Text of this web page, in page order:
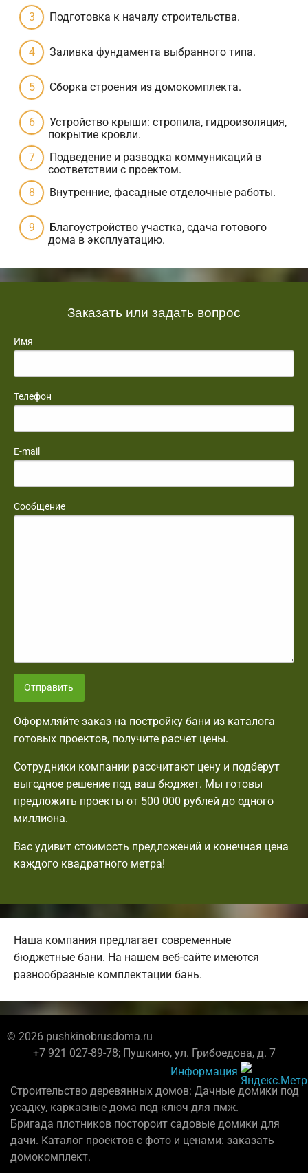
Подготовка к началу строительства.
Заливка фундамента выбранного типа.
Сборка строения из домокомплекта.
Устройство крыши: стропила, гидроизоляция,
покрытие кровли.
Подведение и разводка коммуникаций в
соответствии с проектом.
Внутренние, фасадные отделочные работы.
Благоустройство участка, сдача готового
дома в эксплуатацию.
Заказать или задать вопрос
Имя
Телефон
E-mail
Сообщение
Отправить
Оформляйте заказ на постройку бани из каталога
готовых проектов, получите расчет цены.
Сотрудники компании рассчитают цену и подберут
выгодное решение под ваш бюджет. Мы готовы
предложить проекты от 500 000 рублей до одного
миллиона.
Вас удивит стоимость предложений и конечная цена
каждого квадратного метра!
Наша компания предлагает современные
бюджетные бани. На нашем веб-сайте имеются
разнообразные комплектации бань.
© 2026 pushkinobrusdoma.ru
+7 921 027-89-78; Пушкино, ул. Грибоедова, д. 7
Информация
Строительство деревянных домов: Дачные домики под
усадку, каркасные дома под ключ для пмж.
Бригада плотников постороит садовые домики для
дачи. Каталог проектов с фото и ценами: заказать
домокомплект.